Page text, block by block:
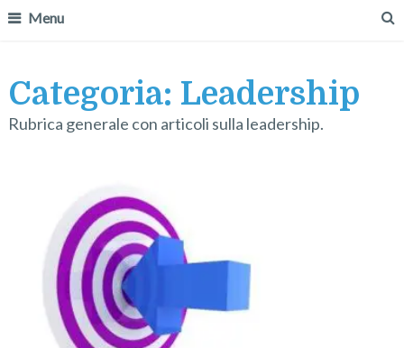
Menu
Categoria: Leadership
Rubrica generale con articoli sulla leadership.